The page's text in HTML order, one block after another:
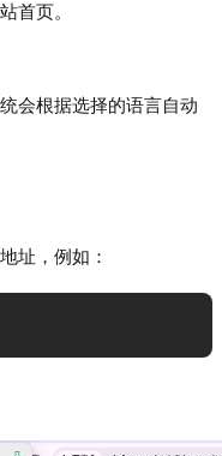
首页。
会根据选择的语言自动
址，例如：